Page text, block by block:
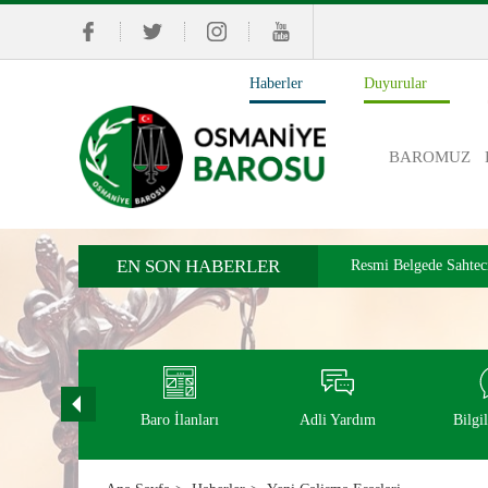
Haberler Duyurular
BAROMUZ
EN SON HABERLER Resmi Belgede
İŞ KAZALARI VE
Turnuvası Baro İlanları Adli Yardım